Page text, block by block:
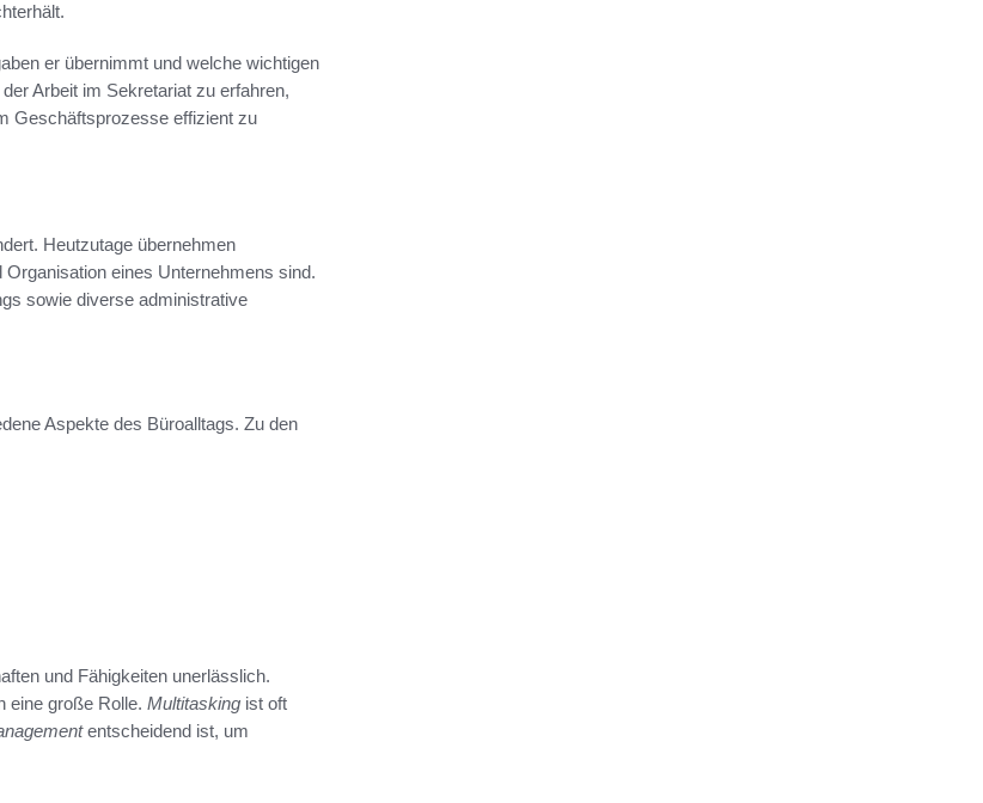
er übernimmt und welche wichtigen
Arbeit im Sekretariat zu erfahren,
Geschäftsprozesse effizient zu
Heutzutage übernehmen
eines Unternehmens sind.
sowie diverse administrative
Aspekte des Büroalltags. Zu den
und Fähigkeiten unerlässlich.
eine große Rolle. Multitasking ist oft
entscheidend ist, um